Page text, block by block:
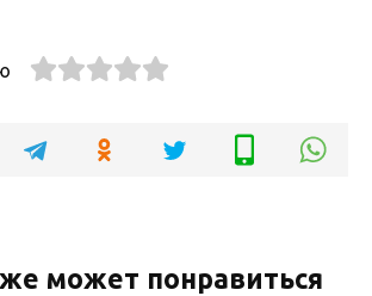
может понравиться